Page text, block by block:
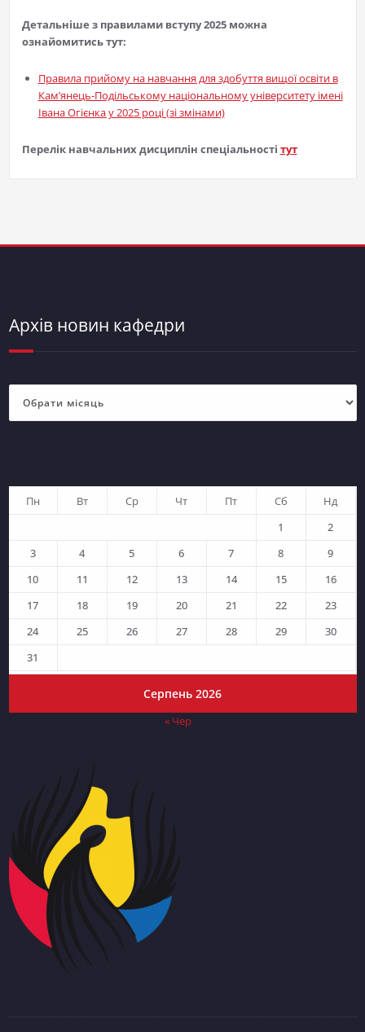
Детальніше з правилами вступу 2025 можна
ознайомитись тут:
Правила прийому на навчання для здобуття вищої освіти в
Кам’янець-Подільському національному університету імені
Івана Огієнка у 2025 році (зі змінами)
Перелік навчальних дисциплін спеціальності тут
Архів новин кафедри
новин
Серпень 2026
Пн Вт Ср Чт Пт Сб
Нд
1
2
3
4 5 6 7 8
9
10
11 12 13 14 15
16
17
18 19 20 21 22
23
24
25 26 27 28 29
30
31
« Чер